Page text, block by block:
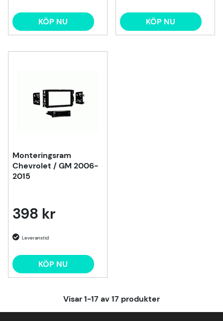
KÖP NU KÖP NU
Monteringsram
Chevrolet / GM 2006-
2015
398 kr
KÖP NU
Visar1-17 av17 produkter